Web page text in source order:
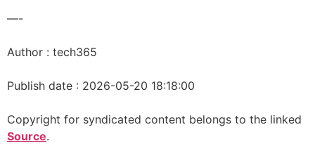
—-
Author : tech365
Publish date : 2026-05-20 18:18:00
Copyright for syndicated content belongs to the linked
Source.